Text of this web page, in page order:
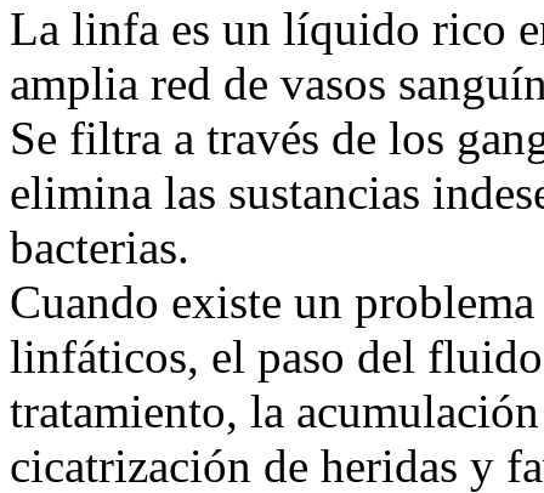
La linfa es un líquido rico
amplia red de vasos
Se filtra a través de los
elimina las sustancias
bacterias.
Cuando existe un
linfáticos, el paso del
tratamiento, la
cicatrización de heridas y